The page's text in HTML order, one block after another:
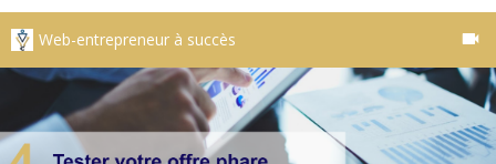
Web-entrepreneur à succès